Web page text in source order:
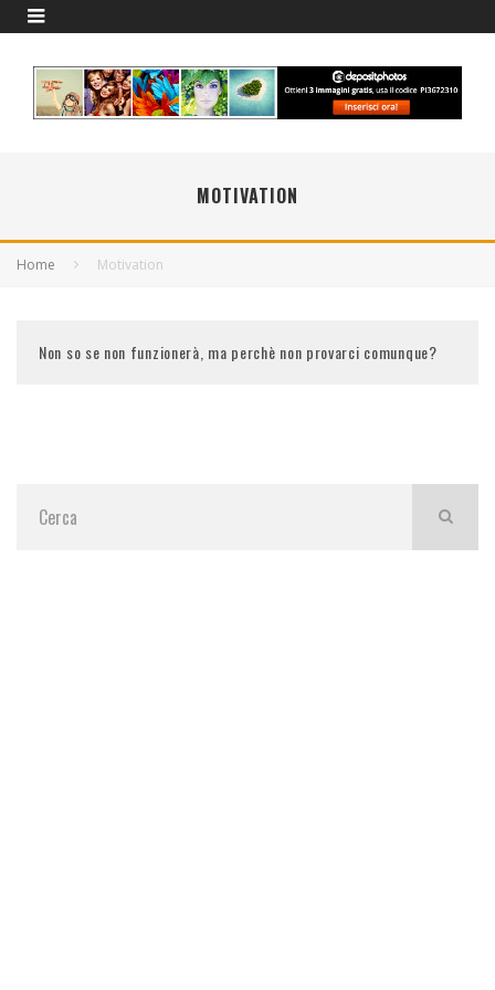
MOTIVATION
Home Motivation
Non so se non funzionerà, ma perchè non provarci comunque?